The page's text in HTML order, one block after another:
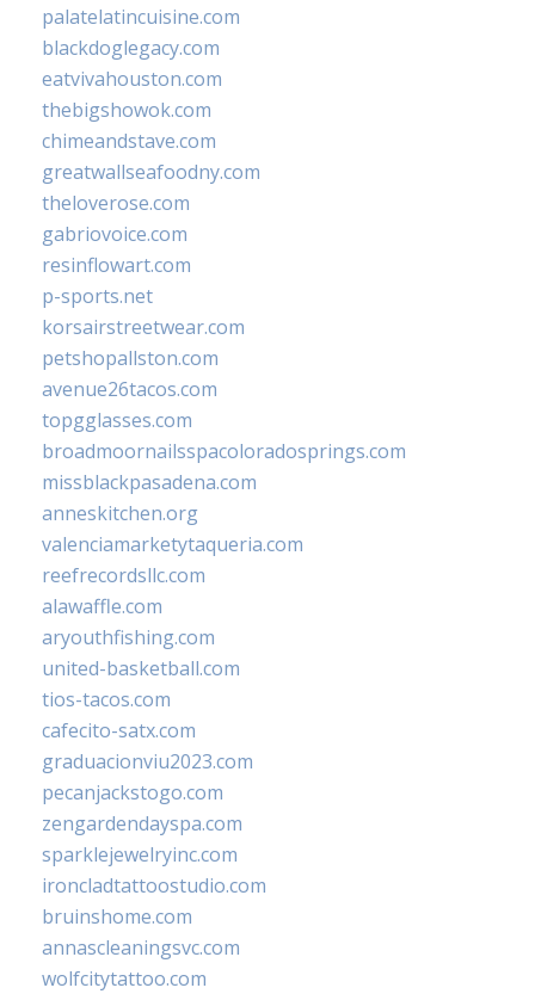
palatelatincuisine.com
blackdoglegacy.com
eatvivahouston.com
thebigshowok.com
chimeandstave.com
greatwallseafoodny.com
theloverose.com
gabriovoice.com
resinflowart.com
p-sports.net
korsairstreetwear.com
petshopallston.com
avenue26tacos.com
topgglasses.com
broadmoornailsspacoloradosprings.com
missblackpasadena.com
anneskitchen.org
valenciamarketytaqueria.com
reefrecordsllc.com
alawaffle.com
aryouthfishing.com
united-basketball.com
tios-tacos.com
cafecito-satx.com
graduacionviu2023.com
pecanjackstogo.com
zengardendayspa.com
sparklejewelryinc.com
ironcladtattoostudio.com
bruinshome.com
annascleaningsvc.com
wolfcitytattoo.com